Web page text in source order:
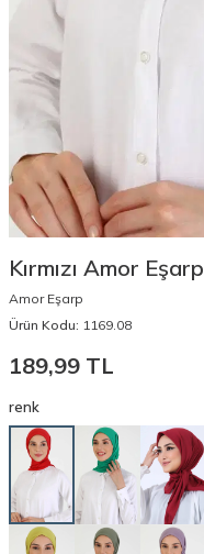
Kırmızı Amor Eşarp
Amor Eşarp
Ürün Kodu: 1169.08
189,99 TL
renk